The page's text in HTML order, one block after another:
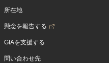
所在地
懸念を報告する
GIAを支援する
問い合わせ先